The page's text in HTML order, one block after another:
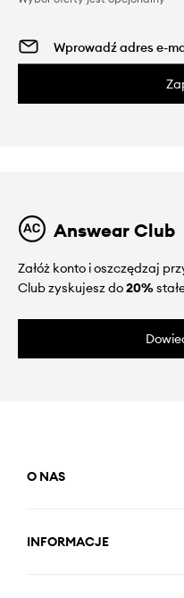
Answear Club
Załóż konto i oszczędzaj
Club zyskujesz do20%
O NAS
INFORMACJE